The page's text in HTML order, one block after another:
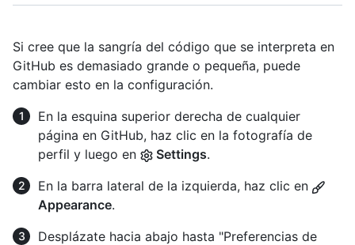
Si cree que la sangría del código que se interpreta en
GitHub es demasiado grande o pequeña, puede
cambiar esto en la configuración.
En la esquina superior derecha de cualquier
página en GitHub, haz clic en la fotografía de
perfil y luego en
Settings.
En la barra lateral de la izquierda, haz clic en
Appearance.
Desplázate hacia abajo hasta "Preferencias de